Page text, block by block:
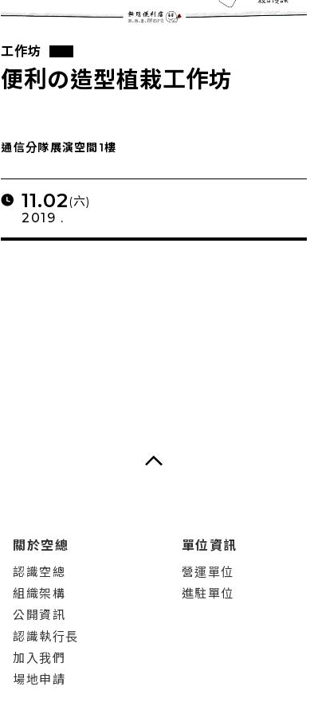
工作坊
便利の造型植栽工作坊
通信分隊展演空間1樓
11.02(六)
2019 .
關於空總
認識空總
組織架構
公開資訊
認識執行長
加入我們
場地申請
單位資訊
營運單位
進駐單位